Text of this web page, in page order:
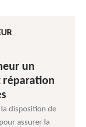
un
réparation
la disposition de
assurer la